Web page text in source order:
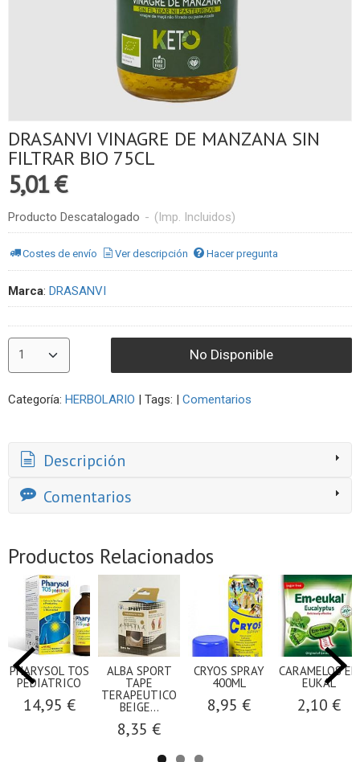
DRASANVI VINAGRE DE MANZANA SIN
FILTRAR BIO 75CL
5,01 €
Producto Descatalogado - (Imp. Incluidos)
Costes de envío Ver descripción Hacer pregunta
Marca: DRASANVI
No Disponible
Categoría: HERBOLARIO | Tags: | Comentarios
Descripción
Comentarios
Productos Relacionados
PHARYSOL TOS
PEDIATRICO
14,95 €
ALBA SPORT
TAPE
TERAPEUTICO
BEIGE...
8,35 €
CRYOS SPRAY
400ML
8,95 €
CARAMELOS EM
EUKAL
2,10 €